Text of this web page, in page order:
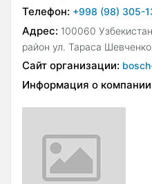
Телефон: +998 (98) 305-
Адрес: 100060
район ул. Тараса Шевченко
Сайт организации:
Информация о